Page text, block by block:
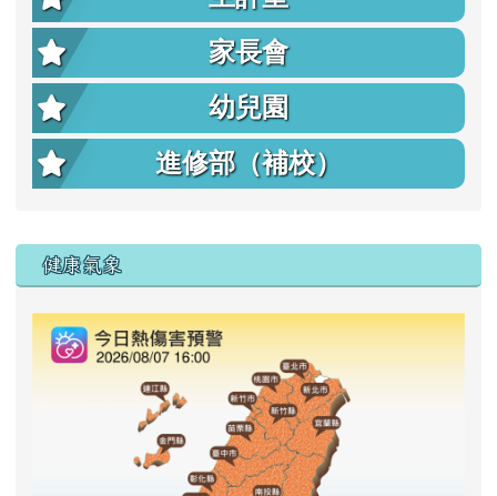
家長會
幼兒園
進修部（補校）
右邊區域內容
健康氣象